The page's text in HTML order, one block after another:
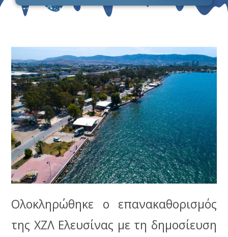
Ολοκληρώθηκε ο επανακαθορισμός
της ΧZΛ Ελευσίνας με τη δημοσίευση